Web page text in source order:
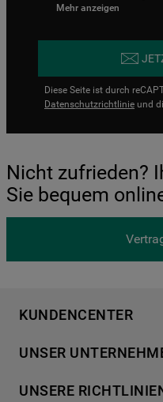
Mehr anzeigen
Diese Seite ist durch
Datenschutzrichtlinie und
Nicht zufrieden?
Sie bequem
KUNDENCENTER
Händlersuche
Häufige Fragen
UNSER
Für Händler
UNSERE